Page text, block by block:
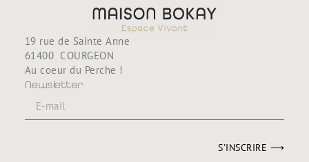
19 rue de Sainte Anne
61400 COURGEON
Au coeur du Perche !
Newsletter
S'INSCRIRE ⟶